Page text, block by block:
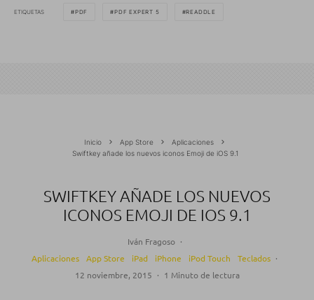
ETIQUETAS PDF PDF EXPERT 5 READDLE
Inicio App Store
Aplicaciones
Swiftkey añade los nuevos iconos Emoji de iOS 9.1
SWIFTKEY AÑADE LOS NUEVOS
ICONOS EMOJI DE IOS 9.1
Iván Fragoso ·
Aplicaciones
App Store iPad iPhone iPod Touch Teclados ·
12 noviembre, 2015 · 1 Minuto de lectura